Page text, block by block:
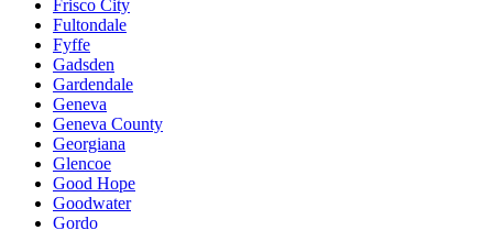
Frisco City
Fultondale
Fyffe
Gadsden
Gardendale
Geneva
Geneva County
Georgiana
Glencoe
Good Hope
Goodwater
Gordo